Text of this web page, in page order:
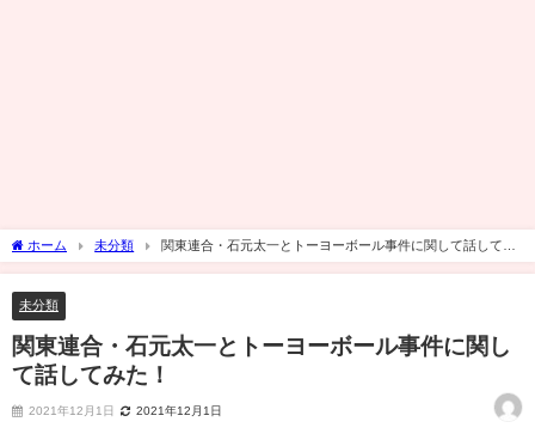
ホーム 未分類
関東連合・石元太一とトーヨーボール事件に関して話してみ
た！
未分類
関東連合・石元太一とトーヨーボール事件に関し
て話してみた！
2021年12月1日 2021年12月1日